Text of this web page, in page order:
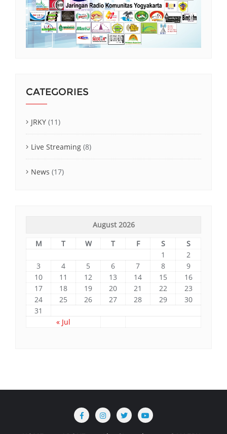
CATEGORIES
JRKY (11)
Live Streaming (8)
News (17)
August 2026
M
T W T F S S
« Jul
1
2
3
4 5 6 7 8
9
10
11 12 13 14 15
16
17
18 19 20 21 22
23
24
25 26 27 28 29
30
31